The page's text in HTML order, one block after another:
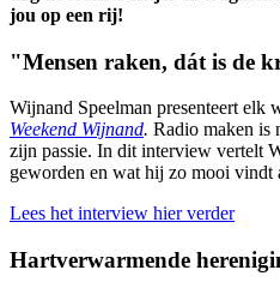
jou op een rij!
"Mensen raken, dát is de
Wijnand Speelman presenteert elk
Weekend Wijnand. Radio maken is
zijn passie. In dit interview vertelt
geworden en wat hij zo mooi vindt
Lees het interview hier verder
Hartverwarmende